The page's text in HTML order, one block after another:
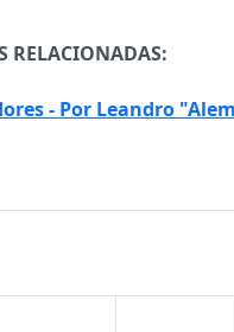
RELACIONADAS:
- Por Leandro